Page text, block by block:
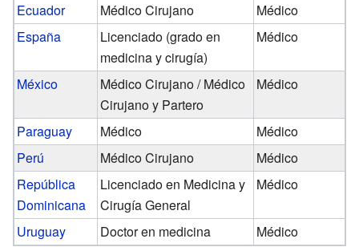
Ecuador
Médico Cirujano
Médico
España
Licenciado (grado en
medicina y cirugía)
Médico
México
Médico Cirujano / Médico
Cirujano y Partero
Médico
Paraguay Médico
Médico
Perú
Médico Cirujano
Médico
República
Dominicana
Licenciado en Medicina y
Cirugía General
Médico
Uruguay Doctor en medicina Médico